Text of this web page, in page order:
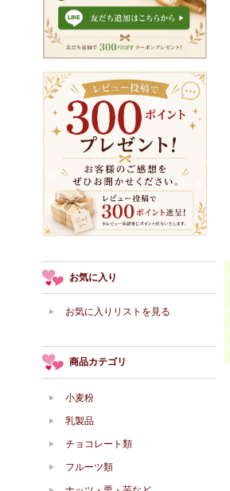
お気に入り
お気に入りリストを見る
商品カテゴリ
小麦粉
乳製品
チョコレート類
フルーツ類